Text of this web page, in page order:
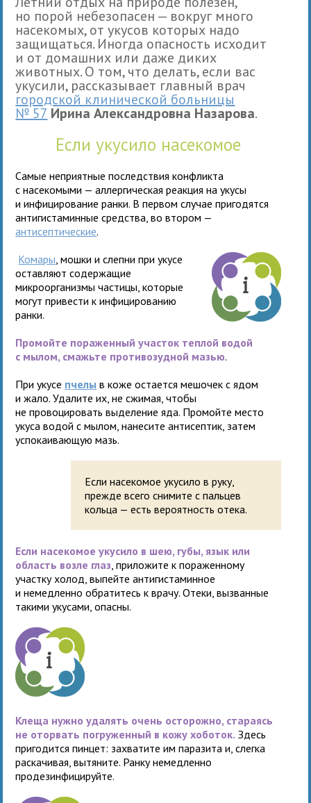
но порой небезопасен — вокруг много
насекомых, от укусов которых надо
защищаться. Иногда опасность исходит
и от домашних или даже диких
животных. О том, что делать, если вас
укусили, рассказывает главный врач
городской клинической больницы
№ 57 Ирина Александровна Назарова.
Если укусило насекомое
Самые неприятные последствия конфликта
с насекомыми — аллергическая реакция на укусы
и инфицирование ранки. В первом случае пригодятся
антигистаминные средства, во втором —
антисептические.
Комары , мошки и слепни при укусе
оставляют содержащие
микроорганизмы частицы, которые
могут привести к инфицированию
ранки.
Промойте пораженный участок теплой водой
с мылом, смажьте противозудной мазью.
При укусе пчелы в коже остается мешочек с ядом
и жало. Удалите их, не сжимая, чтобы
не провоцировать выделение яда. Промойте место
укуса водой с мылом, нанесите антисептик, затем
успокаивающую мазь.
Если насекомое укусило в руку,
прежде всего снимите с пальцев
кольца — есть вероятность отека.
Если насекомое укусило в шею, губы, язык или
область возле глаз , приложите к пораженному
участку холод, выпейте антигистаминное
и немедленно обратитесь к врачу. Отеки, вызванные
такими укусами, опасны.
Клеща нужно удалять очень осторожно, стараясь
не оторвать погруженный в кожу хоботок. Здесь
пригодится пинцет: захватите им паразита и, слегка
раскачивая, вытяните. Ранку немедленно
продезинфицируйте.